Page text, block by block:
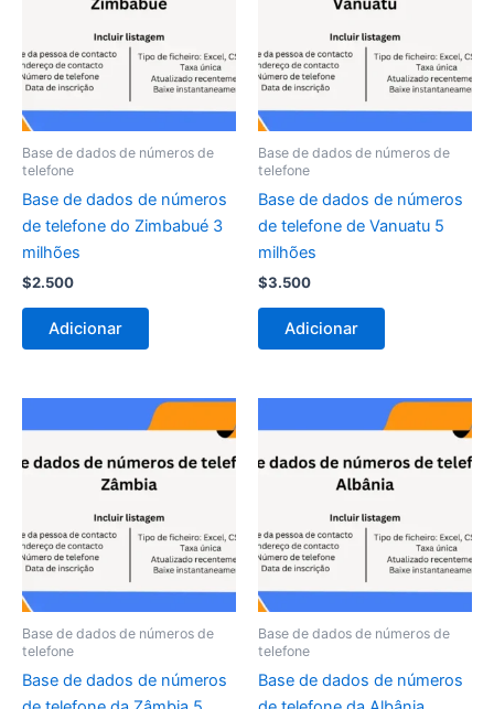
Base de dados de números de
telefone
Base de dados de números
de telefone do Zimbabué 3
milhões
$2.500
Adicionar
Base de dados de números de
telefone
Base de dados de números
de telefone de Vanuatu 5
milhões
$3.500
Adicionar
Base de dados de números de
telefone
Base de dados de números
Base de dados de números de
telefone
Base de dados de números